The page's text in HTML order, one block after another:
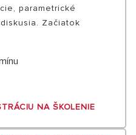
parametrické
Začiatok
NA ŠKOLENIE